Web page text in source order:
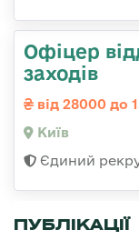
Офіцер
заходів
від 28000 до
Київ
Єдиний
ПУБЛІКАЦІЇ